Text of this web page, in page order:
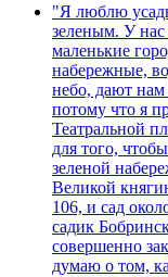
"Я люблю
зеленым. У нас
маленькие
набережные,
небо, дают
потому что я
Театральной
для того,
зеленой
Великой
106, и сад
садик
совершенно
думаю о том,